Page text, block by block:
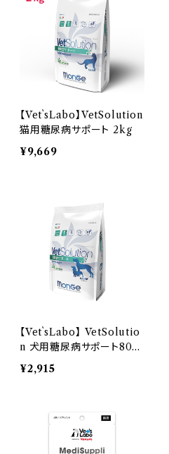
【Vet`sLabo】VetSolution
猫用糖尿病サポート 2kg
¥9,669
【Vet`sLabo】 VetSolutio
n 犬用糖尿病サポート800
g
¥2,915